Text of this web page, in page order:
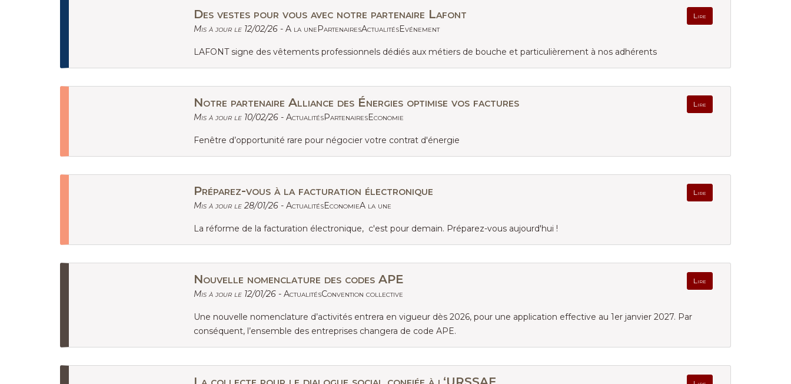
Des vestes pour vous avec notre partenaire Lafont Lire
Mis à jour le 12/02/26 -A la unePartenairesActualitésEvénement
LAFONT signe des vêtements professionnels dédiés aux métiers de bouche et particulièrement à nos adhérents
Notre partenaire Alliance des Énergies optimise vos factures Lire
Mis à jour le 10/02/26 -ActualitésPartenairesEconomie
Fenêtre d’opportunité rare pour négocier votre contrat d'énergie
Préparez-vous à la facturation électronique Lire
Mis à jour le 28/01/26 -ActualitésEconomieA la une
La réforme de la facturation électronique, c'est pour demain. Préparez-vous aujourd'hui !
Nouvelle nomenclature des codes APE Lire
Mis à jour le 12/01/26 -ActualitésConvention collective
Une nouvelle nomenclature d’activités entrera en vigueur dès 2026, pour une application effective au 1er janvier 2027. Par
conséquent, l’ensemble des entreprises changera de code APE.